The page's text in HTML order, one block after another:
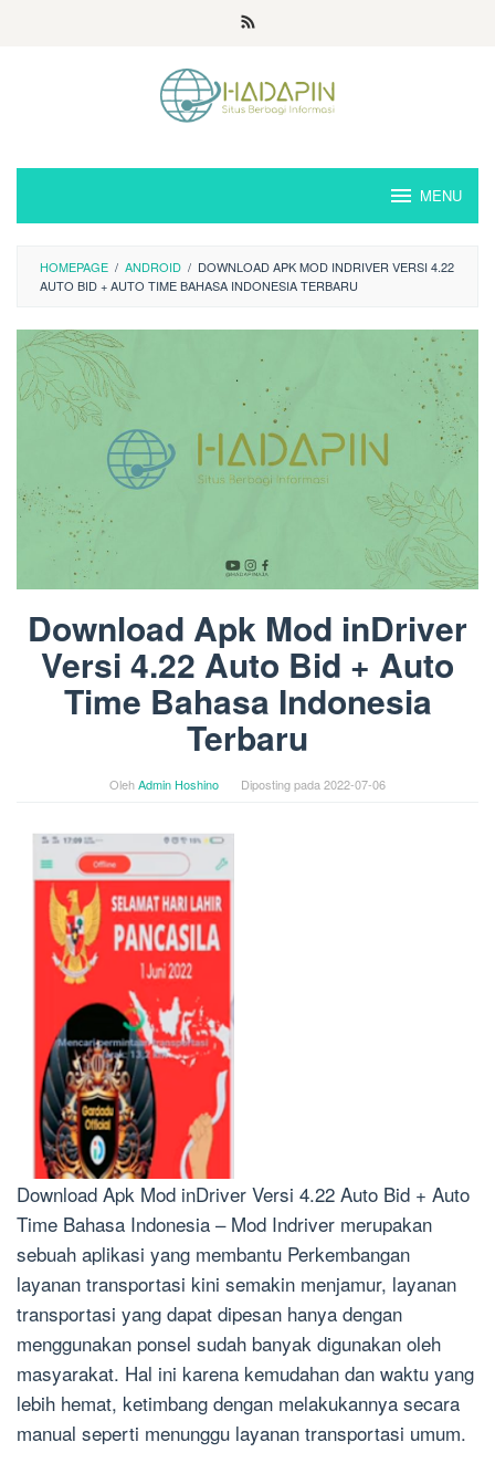
MENU
HOMEPAGE / ANDROID / DOWNLOAD APK MOD INDRIVER VERSI 4.22
AUTO BID + AUTO TIME BAHASA INDONESIA TERBARU
Download Apk Mod inDriver
Versi 4.22 Auto Bid + Auto
Time Bahasa Indonesia
Terbaru
OlehAdmin Hoshino Diposting pada 2022-07-06
Download Apk Mod inDriver Versi 4.22 Auto Bid + Auto
Time Bahasa Indonesia – Mod Indriver merupakan
sebuah aplikasi yang membantu Perkembangan
layanan transportasi kini semakin menjamur, layanan
transportasi yang dapat dipesan hanya dengan
menggunakan ponsel sudah banyak digunakan oleh
masyarakat. Hal ini karena kemudahan dan waktu yang
lebih hemat, ketimbang dengan melakukannya secara
manual seperti menunggu layanan transportasi umum.